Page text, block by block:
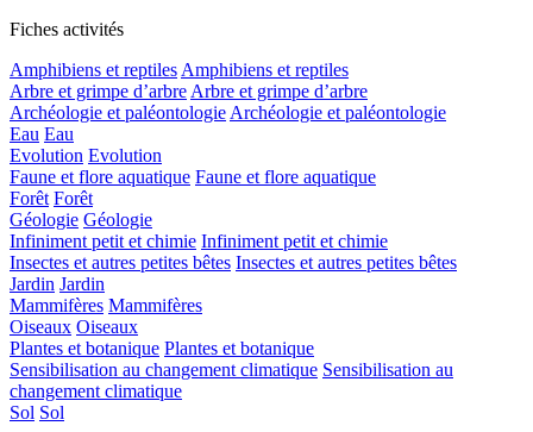
Fiches activités
Amphibiens et reptiles Amphibiens et reptiles
Arbre et grimpe d’arbre Arbre et grimpe d’arbre
Archéologie et paléontologie Archéologie et paléontologie
Eau Eau
Evolution Evolution
Faune et flore aquatique Faune et flore aquatique
Forêt Forêt
Géologie Géologie
Infiniment petit et chimie Infiniment petit et chimie
Insectes et autres petites bêtes Insectes et autres petites bêtes
Jardin Jardin
Mammifères Mammifères
Oiseaux Oiseaux
Plantes et botanique Plantes et botanique
Sensibilisation au changement climatique Sensibilisation au
changement climatique
Sol Sol